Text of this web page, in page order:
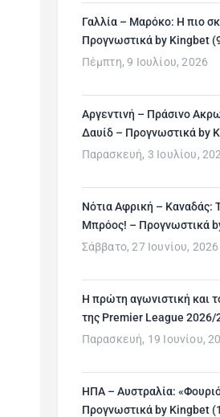
Γαλλία – Μαρόκο: Η πιο
Προγνωστικά by Kingbet
Πέμπτη, 9 Ιουλίου, 2026
Αργεντινή – Πράσινο
Δαυίδ – Προγνωστικά by
Παρασκευή, 3 Ιουλίου,
Νότια Αφρική – Καναδάς:
Μπρόος! – Προγνωστικά
Σάββατο, 27 Ιουνίου, 2026
H πρώτη αγωνιστική και
της Premier League 2026/
Παρασκευή, 19 Ιουνίου,
ΗΠΑ – Αυστραλία:
Προγνωστικά by Kingbet